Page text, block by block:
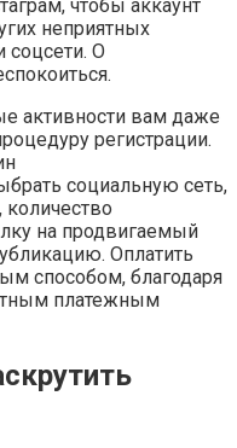
чтобы аккаунт
неприятных
соцсети. О
активности вам даже
регистрации.
социальную сеть,
количество
на продвигаемый
Оплатить
способом, благодаря
платежным